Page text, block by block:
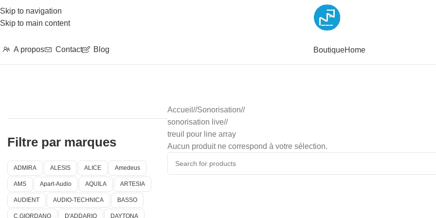
Skip to navigation
Skip to main content
A propos Contact Blog BoutiqueHome
Filtre par marques
ADMIRA ALESIS ALICE Amedeus
AMS Apart-Audio AQUILA ARTESIA
AUDIENT AUDIO-TECHNICA BASSO
C.GIORDANO D'ADDARIO DAYTONA
Accueil / Sonorisation/
sonorisation live/
treuil pour line array
Aucun produit ne correspond à votre sélection.